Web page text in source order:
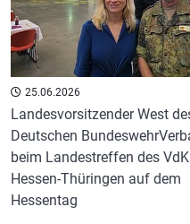
25.06.2026
Landesvorsitzender West
Deutschen
beim Landestreffen des VdK
Hessen-Thüringen auf dem
Hessentag